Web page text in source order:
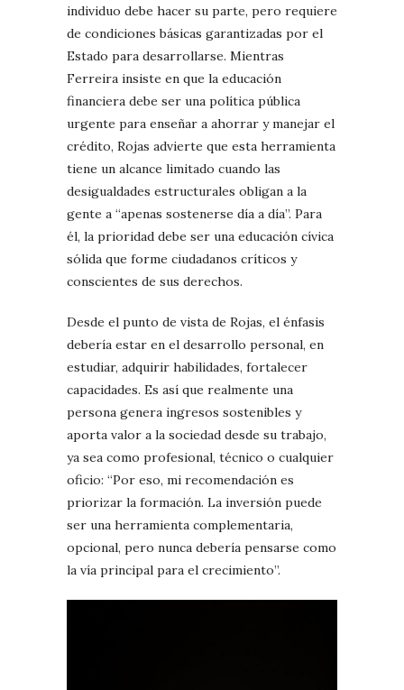
individuo debe hacer su parte, pero requiere
de condiciones básicas garantizadas por el
Estado para desarrollarse. Mientras
Ferreira insiste en que la educación
financiera debe ser una política pública
urgente para enseñar a ahorrar y manejar el
crédito, Rojas advierte que esta herramienta
tiene un alcance limitado cuando las
desigualdades estructurales obligan a la
gente a “apenas sostenerse día a día”. Para
él, la prioridad debe ser una educación cívica
sólida que forme ciudadanos críticos y
conscientes de sus derechos.
Desde el punto de vista de Rojas, el énfasis
debería estar en el desarrollo personal, en
estudiar, adquirir habilidades, fortalecer
capacidades. Es así que realmente una
persona genera ingresos sostenibles y
aporta valor a la sociedad desde su trabajo,
ya sea como profesional, técnico o cualquier
oficio: “Por eso, mi recomendación es
priorizar la formación. La inversión puede
ser una herramienta complementaria,
opcional, pero nunca debería pensarse como
la vía principal para el crecimiento”.